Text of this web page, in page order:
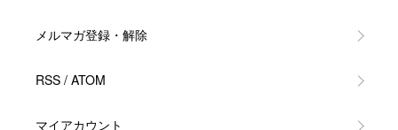
メルマガ登録・解除
RSS / ATOM
マイアカウント